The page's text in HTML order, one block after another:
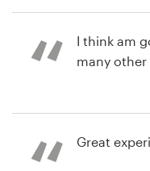
Ver su
productos
mcar2000
Ver su
sara.lehimeur
I think am
many
Great
+49 30 568 376 73
Recursos